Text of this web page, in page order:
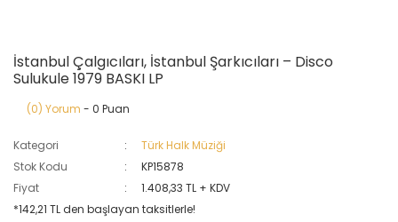
İstanbul Çalgıcıları, İstanbul Şarkıcıları – Disco
Sulukule 1979 BASKI LP
(0) Yorum - 0 Puan
Kategori
Türk Halk Müziği
Stok Kodu
KP15878
Fiyat
1.408,33 TL + KDV
*142,21 TL den başlayan taksitlerle!